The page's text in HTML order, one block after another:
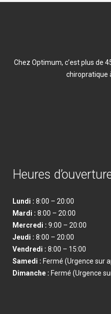
Chez Optimum, c’est plus de
chiropratique
Heures
Lundi : 8:00 – 20:00
Mardi : 8:00 – 20:00
Mercredi : 9:00 – 20:00
Jeudi : 8:00 – 20:00
Vendredi : 8:00 – 15:00
Samedi : Fermé (Urgence sur
Dimanche : Fermé (Urgence